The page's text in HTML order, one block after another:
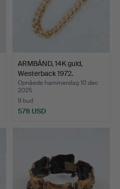
ARMBÅND, 14K guld,
Westerback 1972.
Opnåede hammerslag 10 dec
2025
9 bud
578 USD